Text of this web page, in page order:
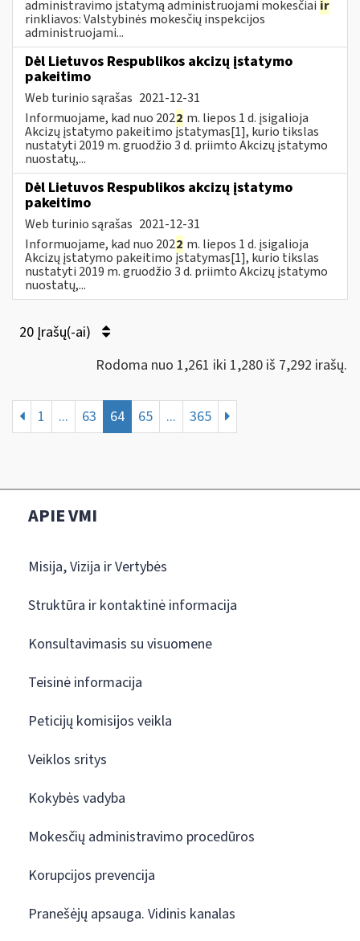
administravimo įstatymą administruojami mokesčiai ir
rinkliavos: Valstybinės mokesčių inspekcijos
administruojami...
Dėl Lietuvos Respublikos akcizų įstatymo
pakeitimo
Web turinio sąrašas 2021-12-31
Informuojame, kad nuo 2022 m. liepos 1 d. įsigalioja
Akcizų įstatymo pakeitimo įstatymas[1], kurio tikslas
nustatyti 2019 m. gruodžio 3 d. priimto Akcizų įstatymo
nuostatų,...
Dėl Lietuvos Respublikos akcizų įstatymo
pakeitimo
Web turinio sąrašas 2021-12-31
Informuojame, kad nuo 2022 m. liepos 1 d. įsigalioja
Akcizų įstatymo pakeitimo įstatymas[1], kurio tikslas
nustatyti 2019 m. gruodžio 3 d. priimto Akcizų įstatymo
nuostatų,...
20 Įrašų(-ai)
Rodoma nuo 1,261 iki 1,280 iš 7,292 irašų.
1 ... 63 64 65 ... 365
APIE VMI
Misija, Vizija ir Vertybės
Struktūra ir kontaktinė informacija
Konsultavimasis su visuomene
Teisinė informacija
Peticijų komisijos veikla
Veiklos sritys
Kokybės vadyba
Mokesčių administravimo procedūros
Korupcijos prevencija
Pranešėjų apsauga. Vidinis kanalas